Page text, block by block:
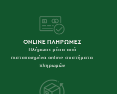
ONLINE ΠΛΗΡΩΜΕΣ
Πλήρωσε μέσα από
πιστοποιημένα online συστήματα
πληρωμών